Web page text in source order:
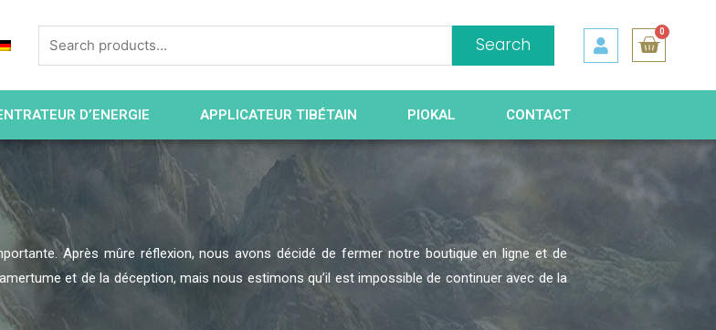
Search
0
D’ENERGIE APPLICATEUR TIBÉTAIN PIOKAL CONTACT
Après mûre réflexion, nous avons décidé de fermer notre boutique en ligne et de
et de la déception, mais nous estimons qu’il est impossible de continuer avec de la